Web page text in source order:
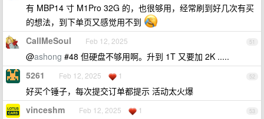
有 MBP14 寸 M1Pro 32G 的，也很够用，经常刷到好几次有买
的想法，到下单页又感觉用不到
51
CallMeSoul Feb 12, 2025
@ashong #48 但硬盘不够用啊。升到 1T 又要加 2K .....
52
5261 Feb 12, 2025 1
好买个锤子，每次提交订单都提示 活动太火爆
53
vinceshm Feb 12, 2025 1